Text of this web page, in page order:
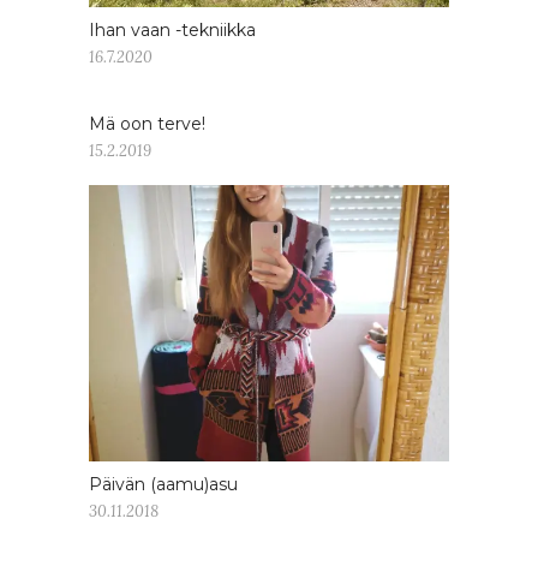
Ihan vaan -tekniikka
16.7.2020
Mä oon terve!
15.2.2019
Päivän (aamu)asu
30.11.2018